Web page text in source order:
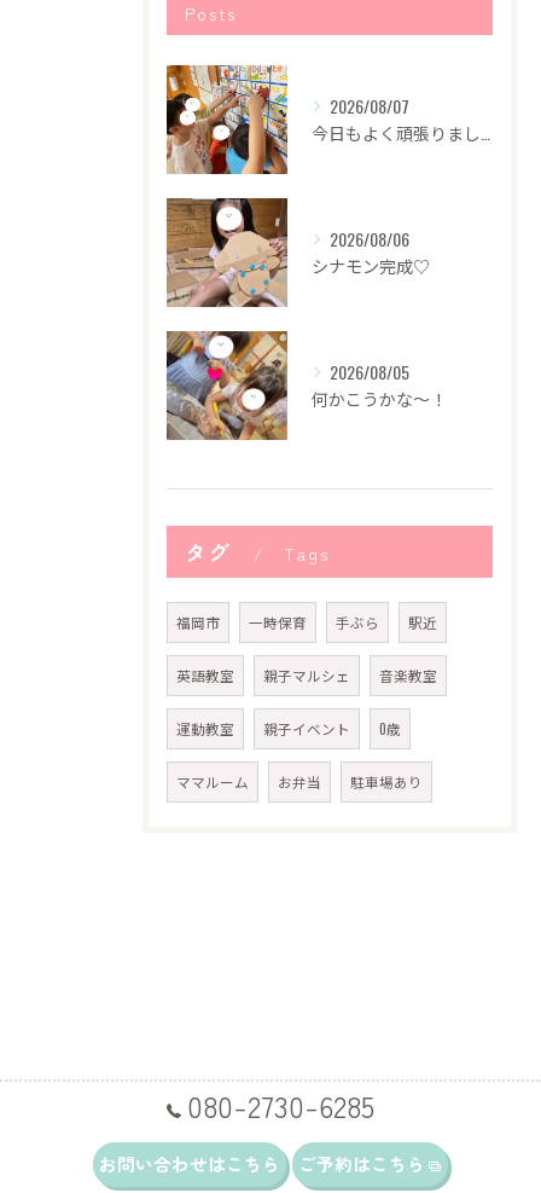
Posts
2026/08/07
今日もよく頑張りました！
2026/08/06
シナモン完成♡
2026/08/05
何かこうかな〜！
タグ Tags
福岡市 一時保育 手ぶら 駅近
英語教室 親子マルシェ 音楽教室
運動教室 親子イベント 0歳
ママルーム お弁当 駐車場あり
080-2730-6285
お問い合わせはこちら ご予約はこちら